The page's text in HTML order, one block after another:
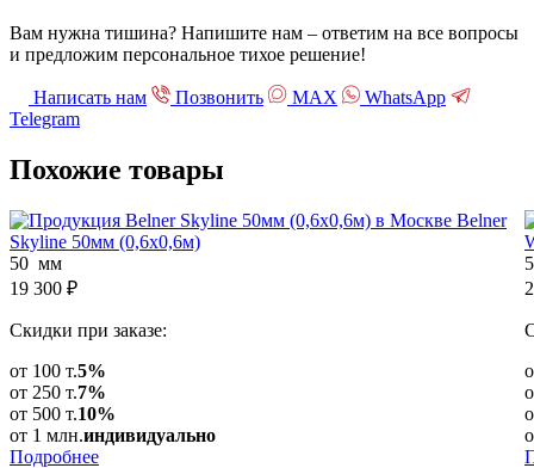
Вам нужна тишина? Напишите нам – ответим на все вопросы
и предложим персональное тихое решение!
Написать нам Позвонить МАХ
WhatsApp
Telegram
Похожие товары
Belner
Skyline 50мм (0,6х0,6м)
50 мм
19 300 ₽
Скидки при заказе:
от 100 т.5%
от 250 т.7%
от 500 т.10%
от 1 млн.индивидуально
Подробнее